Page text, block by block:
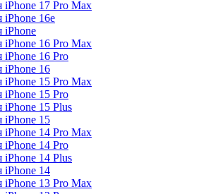
iPhone 17 Pro Max
iPhone 16e
iPhone
iPhone 16 Pro Max
iPhone 16 Pro
iPhone 16
iPhone 15 Pro Max
iPhone 15 Pro
iPhone 15 Plus
iPhone 15
iPhone 14 Pro Max
iPhone 14 Pro
iPhone 14 Plus
iPhone 14
iPhone 13 Pro Max